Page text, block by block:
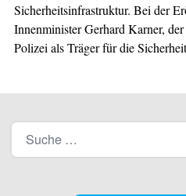
Sicherheitsinfrastruktur. Bei der
Innenminister Gerhard Karner,
Polizei als Träger für die